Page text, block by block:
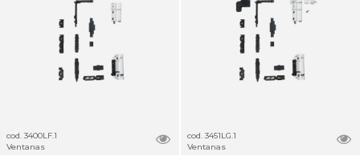
cod. 3400LF.1
Ventanas
cod. 3451LG.1
Ventanas